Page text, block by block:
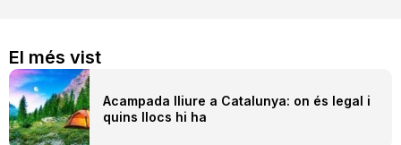
El més vist
Acampada lliure a Catalunya: on és legal i
quins llocs hi ha